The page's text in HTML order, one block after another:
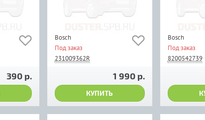
390 р.
Bosch
Под заказ
231009362R
1 990 р.
КУПИТЬ
Bosch
Под заказ
8200542739